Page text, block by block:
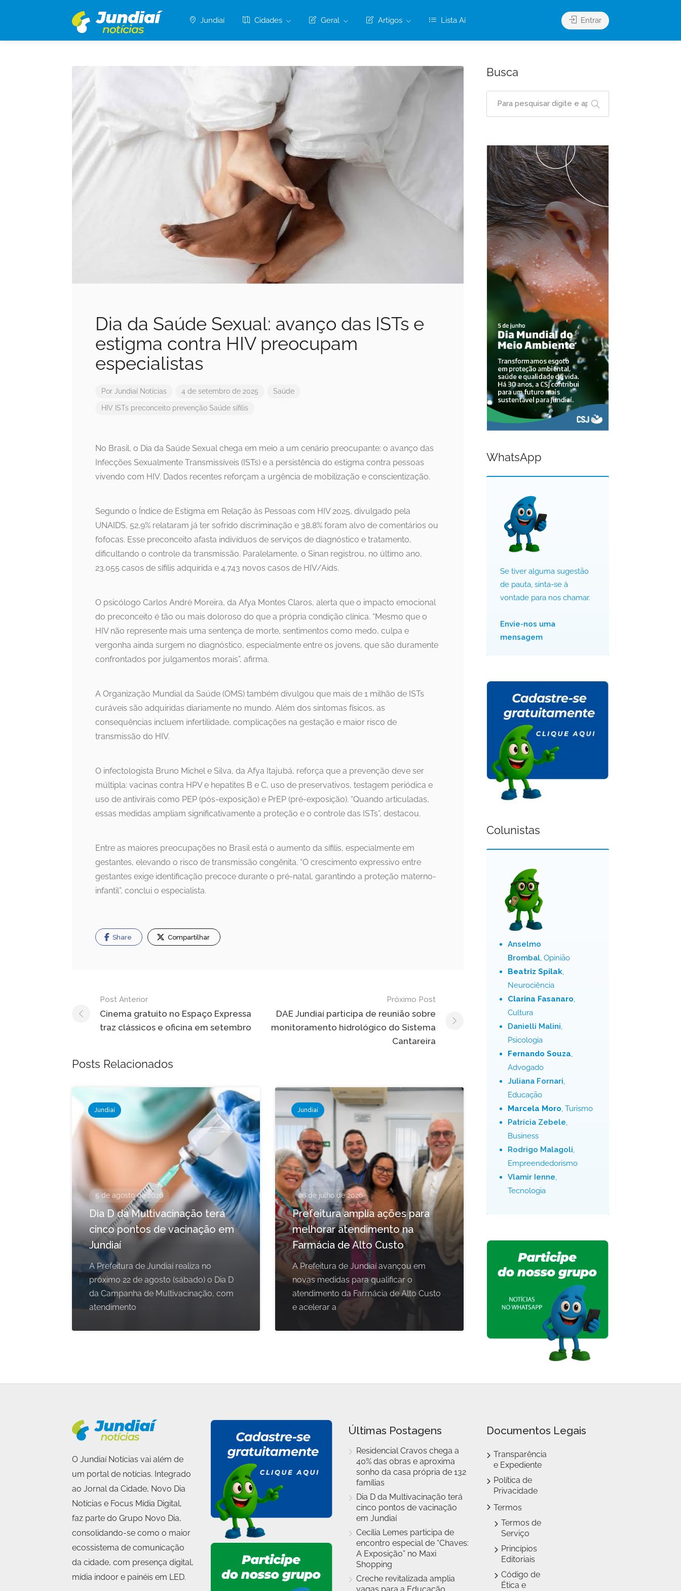
Jundiaí Cidades Geral Artigos Lista Aí Entrar
Dia da Saúde Sexual: avanço das ISTs e
estigma contra HIV preocupam
especialistas
Por Jundiaí Notícias 4 de setembro de 2025 Saúde
HIV ISTs preconceito prevenção Saúde sífilis
No Brasil, o Dia da Saúde Sexual chega em meio a um cenário preocupante: o avanço das
Infecções Sexualmente Transmissíveis (ISTs) e a persistência do estigma contra pessoas
vivendo com HIV. Dados recentes reforçam a urgência de mobilização e conscientização.
Segundo o Índice de Estigma em Relação às Pessoas com HIV 2025, divulgado pela
UNAIDS, 52,9% relataram já ter sofrido discriminação e 38,8% foram alvo de comentários ou
fofocas. Esse preconceito afasta indivíduos de serviços de diagnóstico e tratamento,
dificultando o controle da transmissão. Paralelamente, o Sinan registrou, no último ano,
23.055 casos de sífilis adquirida e 4.743 novos casos de HIV/Aids.
O psicólogo Carlos André Moreira, da Afya Montes Claros, alerta que o impacto emocional
do preconceito é tão ou mais doloroso do que a própria condição clínica. “Mesmo que o
HIV não represente mais uma sentença de morte, sentimentos como medo, culpa e
vergonha ainda surgem no diagnóstico, especialmente entre os jovens, que são duramente
confrontados por julgamentos morais”, afirma.
A Organização Mundial da Saúde (OMS) também divulgou que mais de 1 milhão de ISTs
curáveis são adquiridas diariamente no mundo. Além dos sintomas físicos, as
consequências incluem infertilidade, complicações na gestação e maior risco de
transmissão do HIV.
O infectologista Bruno Michel e Silva, da Afya Itajubá, reforça que a prevenção deve ser
múltipla: vacinas contra HPV e hepatites B e C, uso de preservativos, testagem periódica e
uso de antivirais como PEP (pós-exposição) e PrEP (pré-exposição). “Quando articuladas,
essas medidas ampliam significativamente a proteção e o controle das ISTs”, destacou.
Entre as maiores preocupações no Brasil está o aumento da sífilis, especialmente em
gestantes, elevando o risco de transmissão congênita. “O crescimento expressivo entre
gestantes exige identificação precoce durante o pré-natal, garantindo a proteção materno-
infantil”, conclui o especialista.
Share Compartilhar
Navegação
de
Post
Post Anterior
Cinema gratuito no Espaço Expressa
traz clássicos e oficina em setembro
Próximo Post
DAE Jundiaí participa de reunião sobre
monitoramento hidrológico do Sistema
Cantareira
Posts Relacionados
Jundiaí
5 de agosto de 2026
Dia D da Multivacinação terá
cinco pontos de vacinação em
Jundiaí
A Prefeitura de Jundiaí realiza no
próximo 22 de agosto (sábado) o Dia D
da Campanha de Multivacinação, com
atendimento
Jundiaí
28 de julho de 2026
Prefeitura amplia ações para
melhorar atendimento na
Farmácia de Alto Custo
A Prefeitura de Jundiaí avançou em
novas medidas para qualificar o
atendimento da Farmácia de Alto Custo
e acelerar a
Busca
WhatsApp
Se tiver alguma sugestão
de pauta, sinta-se à
vontade para nos chamar.
Envie-nos uma
mensagem
Colunistas
Anselmo
Brombal, Opinião
Beatriz Spilak,
Neurociência
Clarina Fasanaro,
Cultura
Danielli Malini,
Psicologia
Fernando Souza,
Advogado
Juliana Fornari,
Educação
Marcela Moro, Turismo
Patrícia Zebele,
Business
Rodrigo Malagoli,
Empreendedorismo
Vlamir Ienne,
Tecnologia
O Jundiaí Notícias vai além de
um portal de notícias. Integrado
ao Jornal da Cidade, Novo Dia
Notícias e Focus Mídia Digital,
faz parte do Grupo Novo Dia,
consolidando-se como o maior
ecossistema de comunicação
da cidade, com presença digital,
mídia indoor e painéis em LED.
Últimas Postagens
Residencial Cravos chega a
40% das obras e aproxima
sonho da casa própria de 132
famílias
Dia D da Multivacinação terá
cinco pontos de vacinação
em Jundiaí
Cecília Lemes participa de
encontro especial de “Chaves:
A Exposição” no Maxi
Shopping
Creche revitalizada amplia
Documentos Legais
Transparência
e Expediente
Política de
Privacidade
Termos
Termos de
Serviço
Princípios
Editoriais
Código de
Ética e